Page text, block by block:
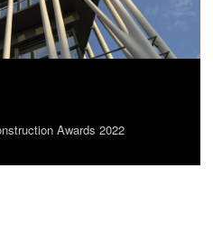
Awards 2022
Awards 2022
Awards 2022